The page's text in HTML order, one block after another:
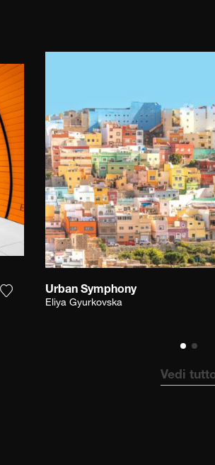
Aggiungi la fotografia alla mia lista dei
Urban Symphony
Eliya Gyurkovska
Vedi